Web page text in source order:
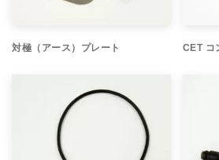
対極（アース）プレート CET コ